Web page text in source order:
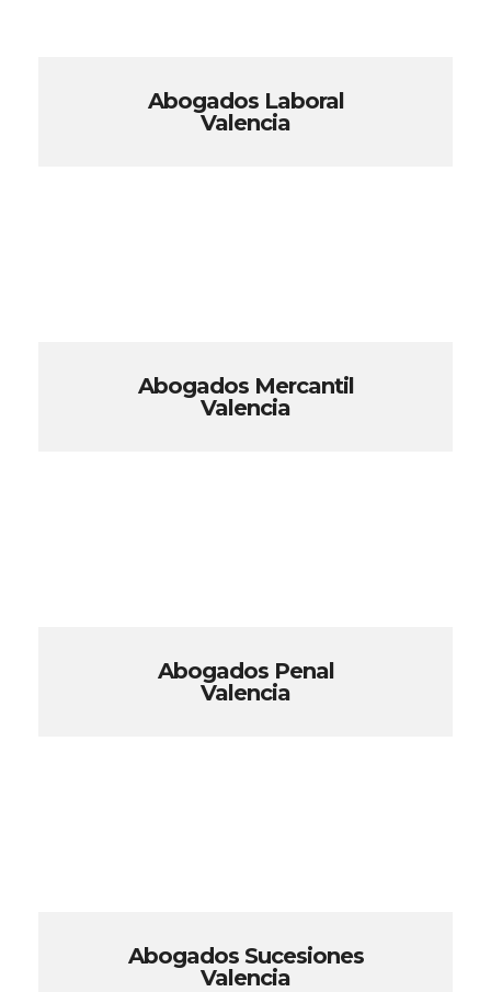
Abogados Laboral
Valencia
Abogados Mercantil
Valencia
Abogados Penal
Valencia
Abogados Sucesiones
Valencia